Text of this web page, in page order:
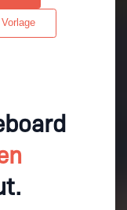
Vorlage